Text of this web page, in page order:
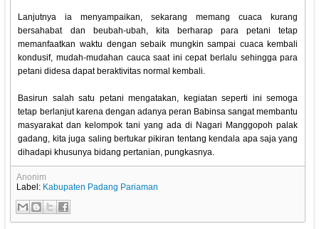
Lanjutnya ia menyampaikan, sekarang memang cuaca kurang
bersahabat dan beubah-ubah, kita berharap para petani tetap
memanfaatkan waktu dengan sebaik mungkin sampai cuaca kembali
kondusif, mudah-mudahan cauca saat ini cepat berlalu sehingga para
petani didesa dapat beraktivitas normal kembali.
Basirun salah satu petani mengatakan, kegiatan seperti ini semoga
tetap berlanjut karena dengan adanya peran Babinsa sangat membantu
masyarakat dan kelompok tani yang ada di Nagari Manggopoh palak
gadang, kita juga saling bertukar pikiran tentang kendala apa saja yang
dihadapi khusunya bidang pertanian, pungkasnya.
Anonim
Label: Kabupaten Padang Pariaman